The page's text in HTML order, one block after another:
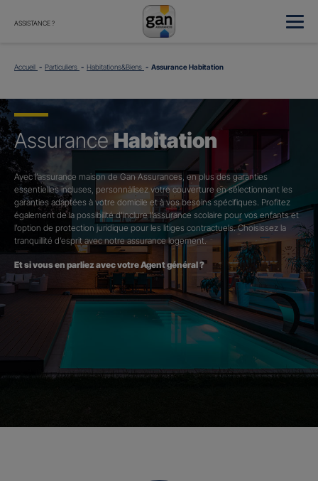
ASSISTANCE ?
Accueil Particuliers Habitations&Biens Assurance Habitation
AssuranceHabitation
Avec l’assurance maison de Gan Assurances, en plus des garanties
essentielles incluses, personnalisez votre couverture en sélectionnant les
garanties adaptées à votre domicile et à vos besoins spécifiques. Profitez
également de la possibilité d’inclure l’assurance scolaire pour vos enfants et
l’option de protection juridique pour les litiges contractuels. Choisissez la
tranquillité d’esprit avec notre assurance logement.
Et si vous en parliez avec votre Agent général ?